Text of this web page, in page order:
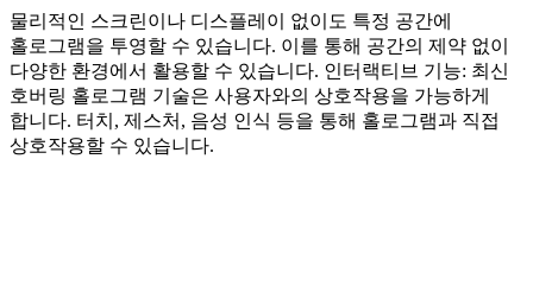
물리적인 스크린이나 디스플레이 없이도 특정 공간에
홀로그램을 투영할 수 있습니다. 이를 통해 공간의 제약 없이
다양한 환경에서 활용할 수 있습니다. 인터랙티브 기능: 최신
호버링 홀로그램 기술은 사용자와의 상호작용을 가능하게
합니다. 터치, 제스처, 음성 인식 등을 통해 홀로그램과 직접
상호작용할 수 있습니다.